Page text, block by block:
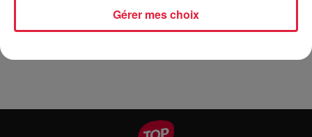
restauration sera ouverte dès 18h30. Animation musicale
Gérer mes choix